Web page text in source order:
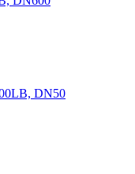
DN50